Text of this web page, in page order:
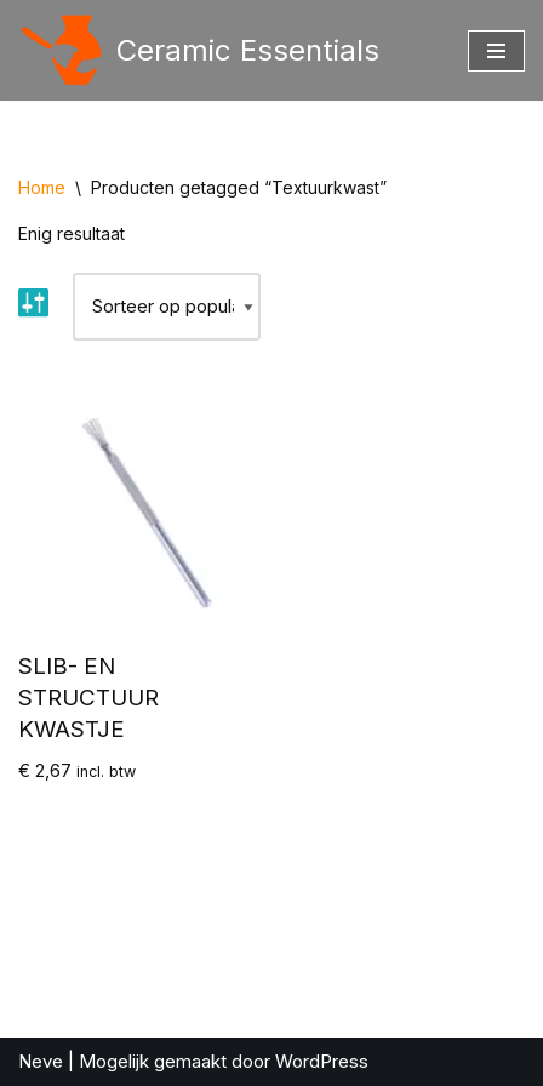
Ceramic Essentials
Home \ Producten getagged “Textuurkwast”
Enig resultaat
SLIB- EN
STRUCTUUR
KWASTJE
€ 2,67 incl. btw
Neve | Mogelijk gemaakt door WordPress